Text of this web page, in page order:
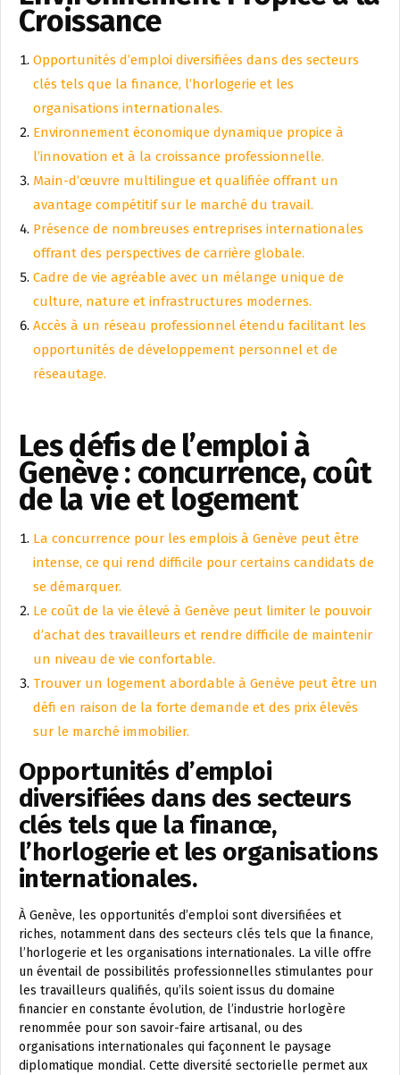
Croissance
Opportunités d’emploi diversifiées dans des secteurs
clés tels que la finance, l’horlogerie et les
organisations internationales.
Environnement économique dynamique propice à
l’innovation et à la croissance professionnelle.
Main-d’œuvre multilingue et qualifiée offrant un
avantage compétitif sur le marché du travail.
Présence de nombreuses entreprises internationales
offrant des perspectives de carrière globale.
Cadre de vie agréable avec un mélange unique de
culture, nature et infrastructures modernes.
Accès à un réseau professionnel étendu facilitant les
opportunités de développement personnel et de
réseautage.
Les défis de l’emploi à
Genève : concurrence, coût
de la vie et logement
La concurrence pour les emplois à Genève peut être
intense, ce qui rend difficile pour certains candidats de
se démarquer.
Le coût de la vie élevé à Genève peut limiter le pouvoir
d’achat des travailleurs et rendre difficile de maintenir
un niveau de vie confortable.
Trouver un logement abordable à Genève peut être un
défi en raison de la forte demande et des prix élevés
sur le marché immobilier.
Opportunités d’emploi
diversifiées dans des secteurs
clés tels que la finance,
l’horlogerie et les organisations
internationales.
À Genève, les opportunités d’emploi sont diversifiées et
riches, notamment dans des secteurs clés tels que la finance,
l’horlogerie et les organisations internationales. La ville offre
un éventail de possibilités professionnelles stimulantes pour
les travailleurs qualifiés, qu’ils soient issus du domaine
financier en constante évolution, de l’industrie horlogère
renommée pour son savoir-faire artisanal, ou des
organisations internationales qui façonnent le paysage
diplomatique mondial. Cette diversité sectorielle permet aux